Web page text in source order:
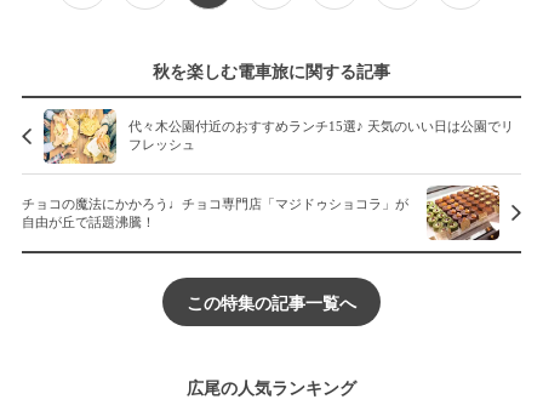
秋を楽しむ電車旅に関する記事
代々木公園付近のおすすめランチ15選♪ 天気のいい日は公園でリ
フレッシュ
チョコの魔法にかかろう♩チョコ専門店「マジドゥショコラ」が
自由が丘で話題沸騰！
この特集の記事一覧へ
広尾の人気ランキング